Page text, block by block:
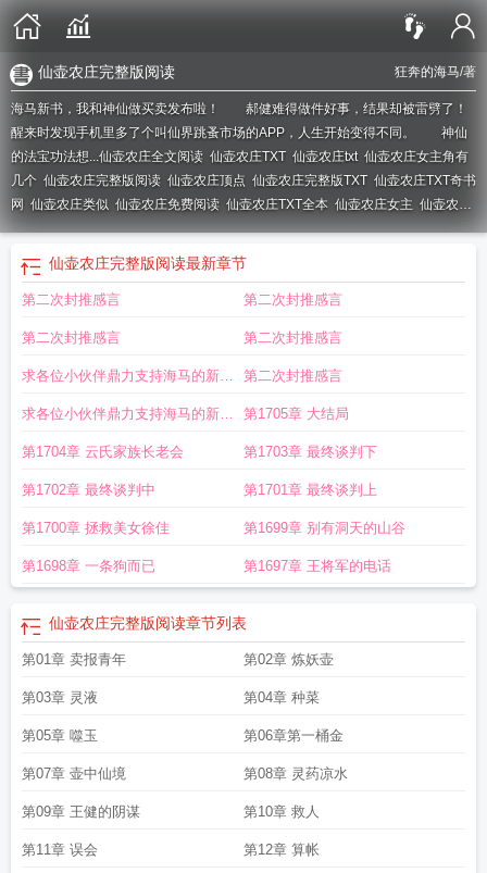
狂奔的海马/著
仙壶农庄完整版阅读
海马新书，我和神仙做买卖发布啦！ 郝健难得做件好事，结果却被雷劈了！
醒来时发现手机里多了个叫仙界跳蚤市场的APP，人生开始变得不同。 神仙
的法宝功法想...仙壶农庄全文阅读 仙壶农庄TXT 仙壶农庄txt 仙壶农庄女主角有
几个 仙壶农庄完整版阅读 仙壶农庄顶点 仙壶农庄完整版TXT 仙壶农庄TXT奇书
网 仙壶农庄类似 仙壶农庄免费阅读 仙壶农庄TXT全本 仙壶农庄女主 仙壶农庄
新笔趣阁仙壶农庄听书仙壶农庄 狂奔的海马仙壶农庄萧平仙壶农庄全文阅读
仙壶农庄全文免费阅读 仙壶农庄全集免费
版 仙壶农庄的最后一章是什么
文TXT免费仙壶农庄全文免费阅读无弹窗仙壶农庄在线阅读
仙壶农庄完整版阅读最新章节
第二次封推感言 第二次封推感言
第二次封推感言 第二次封推感言
求各位小伙伴鼎力支持海马的新书
诸天世界大穿梭
第二次封推感言
求各位小伙伴鼎力支持海马的新书
诸天世界大穿梭
第1705章 大结局
第1704章 云氏家族长老会 第1703章 最终谈判下
第1702章 最终谈判中 第1701章 最终谈判上
第1700章 拯救美女徐佳 第1699章 别有洞天的山谷
第1698章 一条狗而已 第1697章 王将军的电话
仙壶农庄完整版阅读章节列表
第01章 卖报青年 第02章 炼妖壶
第03章 灵液 第04章 种菜
第05章 噬玉 第06章第一桶金
第07章 壶中仙境 第08章 灵药凉水
第09章 王健的阴谋 第10章 救人
第11章 误会 第12章 算帐